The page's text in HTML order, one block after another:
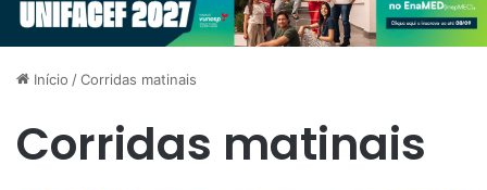
Início /Corridas matinais
Corridas matinais